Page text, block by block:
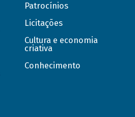
Patrocínios
Licitações
Cultura e economia
criativa
Conhecimento